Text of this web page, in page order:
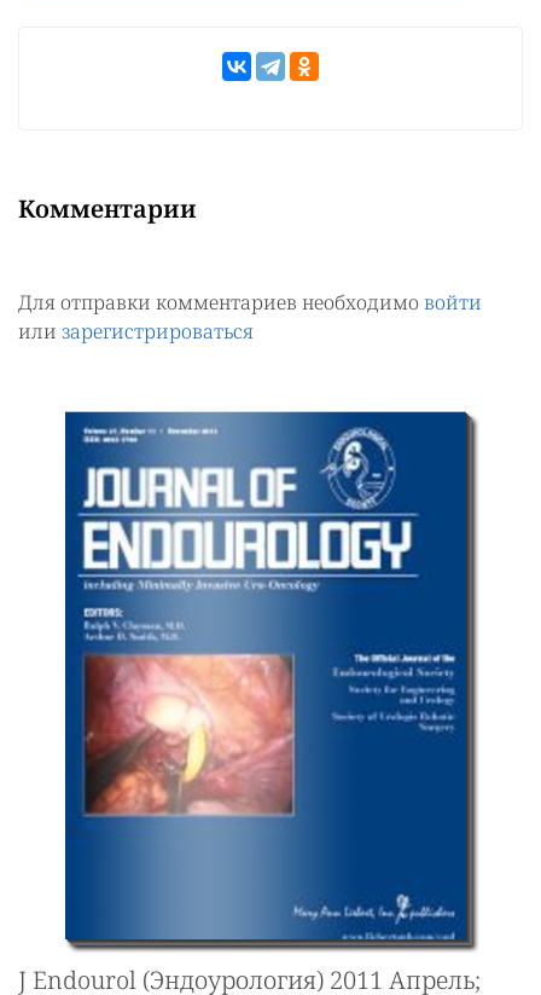
Комментарии
Для отправки комментариев необходимо войти
или зарегистрироваться
J Endourol (Эндоурология) 2011 Апрель;